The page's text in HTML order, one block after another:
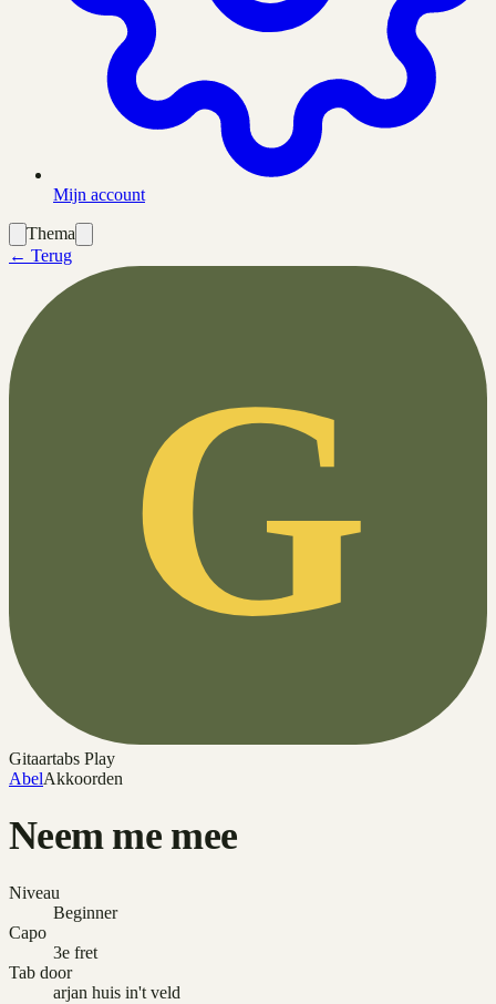
Mijn account
Thema
← Terug
G
Gitaartabs Play
AbelAkkoorden
Neem me mee
Niveau
Beginner
Capo
3e fret
Tab door
arjan huis in't veld